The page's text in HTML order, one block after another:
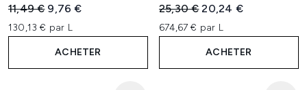
Prix de vente :
11,49 € Prix ​​actuel :
9,76 €
130,13 € par L
ACHETER
Prix de vente :
25,30 €Prix ​​actuel :
20,24 €
674,67 € par L
ACHETER